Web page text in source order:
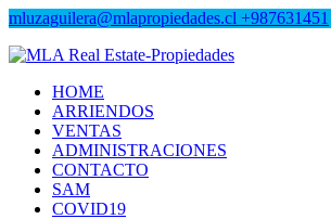
mluzaguilera@mlapropiedades.cl +987631451
MLA Real Estate-Propiedades
MLA Real Estate-Propiedades
HOME
ARRIENDOS
VENTAS
ADMINISTRACIONES
CONTACTO
SAM
COVID19